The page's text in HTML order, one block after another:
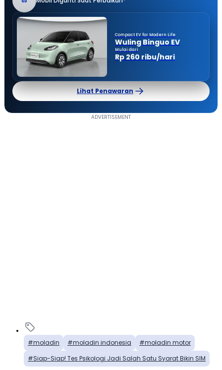
Compact EV for Modern Life
Wuling Binguo EV
Mulai dari
Rp 260 ribu/hari
Lihat Penawaran
moladin moladin indonesia
moladin motor
Siap-Siap! Tes Psikologi Jadi Salah Satu Syarat Bikin SIM